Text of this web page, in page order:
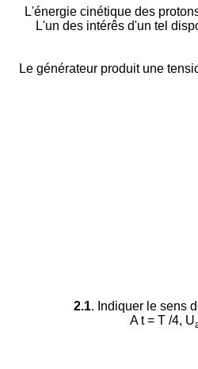
L'énergie cinétique des
L'un des intérês d'un tel
Le générateur produit une
2.1. Indiquer le sens
A t = T /4, U